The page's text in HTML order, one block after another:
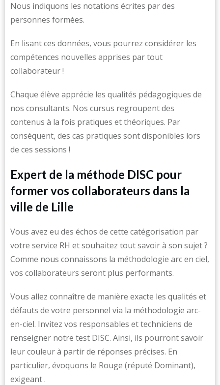
Nous indiquons les notations écrites par des
personnes formées.
En lisant ces données, vous pourrez considérer les
compétences nouvelles apprises par tout
collaborateur !
Chaque élève apprécie les qualités pédagogiques de
nos consultants. Nos cursus regroupent des
contenus à la fois pratiques et théoriques. Par
conséquent, des cas pratiques sont disponibles lors
de ces sessions !
Expert de la méthode DISC pour
former vos collaborateurs dans la
ville de Lille
Vous avez eu des échos de cette catégorisation par
votre service RH et souhaitez tout savoir à son sujet ?
Comme nous connaissons la méthodologie arc en ciel,
vos collaborateurs seront plus performants.
Vous allez connaître de manière exacte les qualités et
défauts de votre personnel via la méthodologie arc-
en-ciel. Invitez vos responsables et techniciens de
renseigner notre test DISC. Ainsi, ils pourront savoir
leur couleur à partir de réponses précises. En
particulier, évoquons le Rouge (réputé Dominant),
exigeant .